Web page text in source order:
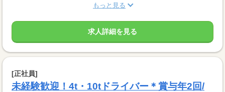
もっと見る
求人詳細を見る
[正社員]
未経験歓迎！4t・10tドライバー＊賞与年2回/